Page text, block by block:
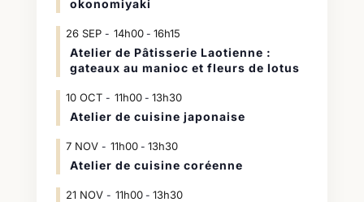
okonomiyaki
26 SEP 14h00- 16h15
Atelier de Pâtisserie Laotienne :
gateaux au manioc et fleurs de lotus
10 OCT 11h00- 13h30
Atelier de cuisine japonaise
7 NOV 11h00- 13h30
Atelier de cuisine coréenne
21 NOV 11h00- 13h30